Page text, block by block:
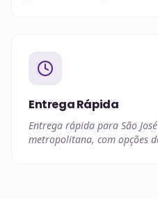
Entrega Rápida
Entrega rápida para São
metropolitana, com opções